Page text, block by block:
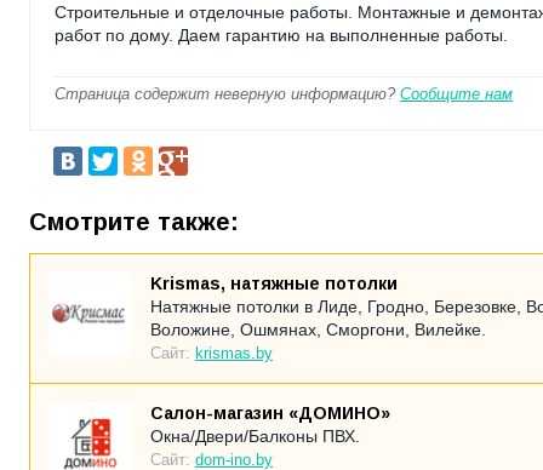
Строительные и отделочные работы. Монтажные и
работ по дому. Даем гарантию на выполненные работы.
Страница содержит неверную информацию? Сообщите нам
Смотрите также:
Krismas, натяжные потолки
Натяжные потолки в Лиде, Гродно, Березовке,
Воложине, Ошмянах, Сморгони, Вилейке.
Сайт: krismas.by
Салон-магазин «ДОМИНО»
Окна/Двери/Балконы ПВХ.
Сайт: dom-ino.by